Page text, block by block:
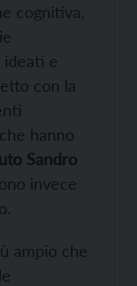
cognitiva,
ideati e
con la
, che hanno
Sandro
invece
ampio che